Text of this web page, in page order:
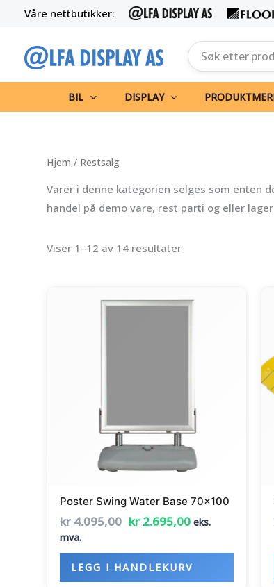
Hopp
innholdet
Våre nettbutikker:
BIL DISPLAY
Hjem / Restsalg
Varer i denne kategorien selges som enten
handel på demo vare, rest parti og eller
Viser 1–12 av 14 resultater
Poster Swing Water Base 70×100
kr4.095,00
pris
kr2.695,00
pris
eks.
mva.
LEGG I HANDLEKURV